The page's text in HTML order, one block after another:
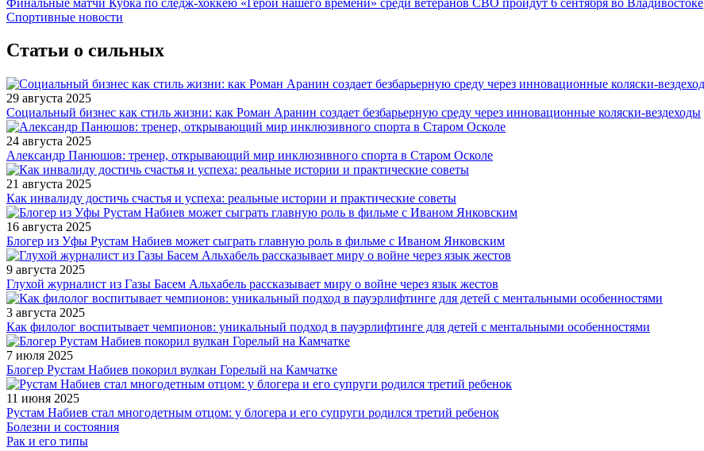
Спортивные новости
Статьи о сильных
29 августа 2025
Социальный бизнес как стиль жизни: как Роман Аранин создает безбарьерную среду через инновационные коляски-вездеходы
24 августа 2025
Александр Панюшов: тренер, открывающий мир инклюзивного спорта в Старом Осколе
21 августа 2025
Как инвалиду достичь счастья и успеха: реальные истории и практические советы
16 августа 2025
Блогер из Уфы Рустам Набиев может сыграть главную роль в фильме с Иваном Янковским
9 августа 2025
Глухой журналист из Газы Басем Альхабель рассказывает миру о войне через язык жестов
3 августа 2025
Как филолог воспитывает чемпионов: уникальный подход в пауэрлифтинге для детей с ментальными особенностями
7 июля 2025
Блогер Рустам Набиев покорил вулкан Горелый на Камчатке
11 июня 2025
Рустам Набиев стал многодетным отцом: у блогера и его супруги родился третий ребенок
Болезни и состояния
Рак и его типы